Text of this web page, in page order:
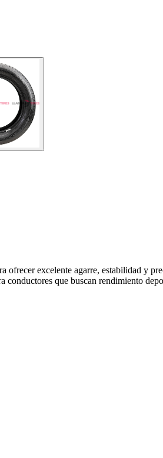
ofrecer excelente agarre, estabilidad y
conductores que buscan rendimiento